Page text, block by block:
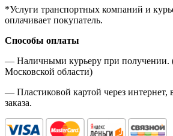
*Услуги транспортных компаний и
оплачивает покупатель.
Способы оплаты
— Наличными курьеру при получении.
Московской области)
— Пластиковой картой через
заказа.